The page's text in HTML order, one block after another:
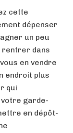
cette
dépenser
un peu
rentrer dans
en vendre
endroit plus
qui
votre garde-
en dépôt-